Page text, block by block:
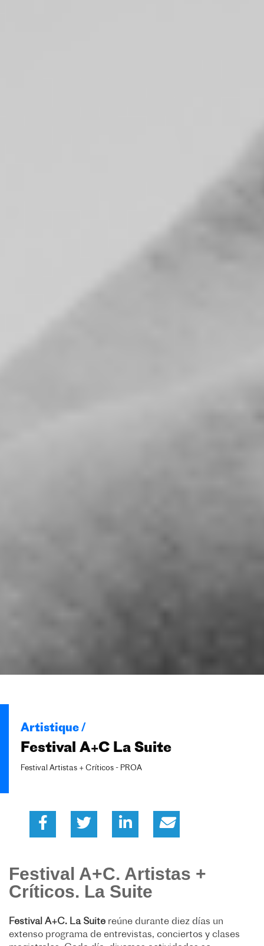
Artistique /
Festival A+C La Suite
Festival Artistas + Críticos - PROA
Festival A+C. Artistas +
Críticos. La Suite
Festival A+C. La Suite reúne durante diez días un
extenso programa de entrevistas, conciertos y clases